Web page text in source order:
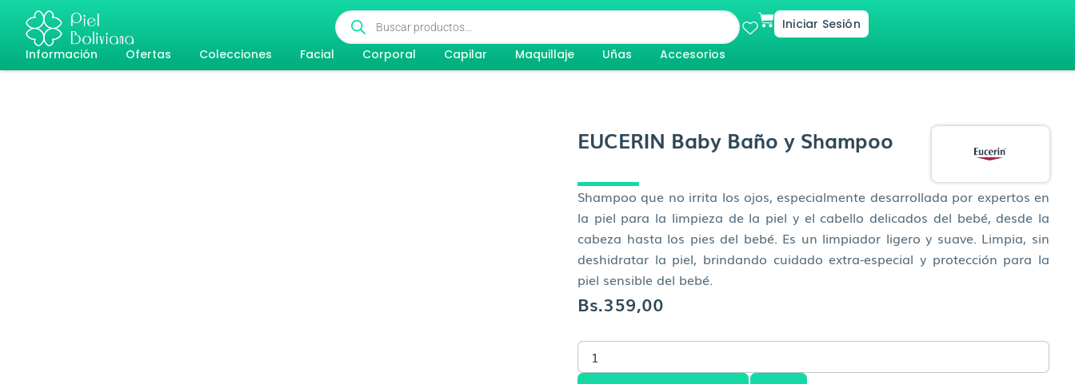
contenido
Búsqueda
de
productos
CartIniciar Sesión
Información
Ofertas Colecciones Facial Corporal Capilar Maquillaje Uñas Accesorios
EUCERIN Baby Baño y Shampoo
Shampoo que no irrita los ojos, especialmente desarrollada por expertos en
la piel para la limpieza de la piel y el cabello delicados del bebé, desde la
cabeza hasta los pies del bebé. Es un limpiador ligero y suave. Limpia, sin
deshidratar la piel, brindando cuidado extra-especial y protección para la
piel sensible del bebé.
Bs.359,00
EUCERIN
Baby
Baño